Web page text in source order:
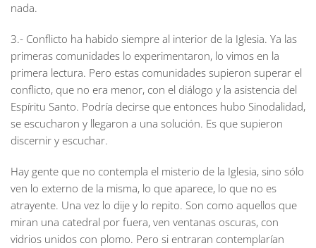
nada.
3.- Conflicto ha habido siempre al interior de la Iglesia. Ya las
primeras comunidades lo experimentaron, lo vimos en la
primera lectura. Pero estas comunidades supieron superar el
conflicto, que no era menor, con el diálogo y la asistencia del
Espíritu Santo. Podría decirse que entonces hubo Sinodalidad,
se escucharon y llegaron a una solución. Es que supieron
discernir y escuchar.
Hay gente que no contempla el misterio de la Iglesia, sino sólo
ven lo externo de la misma, lo que aparece, lo que no es
atrayente. Una vez lo dije y lo repito. Son como aquellos que
miran una catedral por fuera, ven ventanas oscuras, con
vidrios unidos con plomo. Pero si entraran contemplarían